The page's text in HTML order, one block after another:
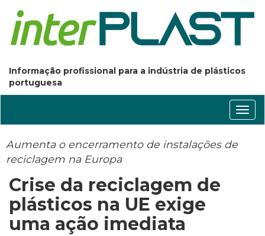
Informação profissional para a indústria de plásticos
portuguesa
Aumenta o encerramento de instalações de
reciclagem na Europa
Crise da reciclagem de
plásticos na UE exige
uma ação imediata